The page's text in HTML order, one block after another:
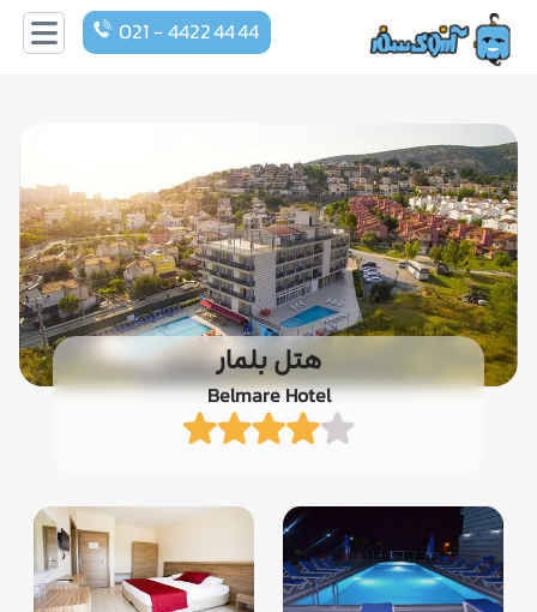
021 - 4422 44 44
هتل بلمار
Belmare Hotel